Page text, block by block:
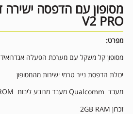
V2 PRO
מפרט:
מסופון קל משקל עם מערכת הפעלה אנדרואיד
יכולת הדפסת נייר טרמי ישירות מהמסופון
מעבד Qualcomm מעבד מרובע ליבות 16GB ROM
זכרון 2GB RAM